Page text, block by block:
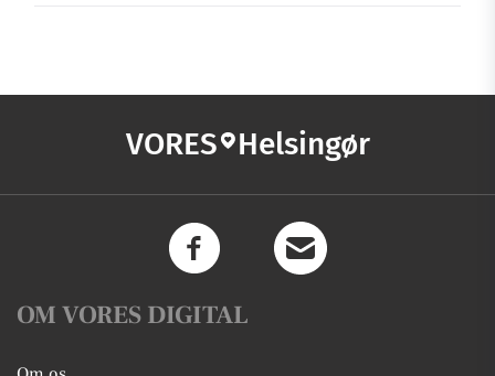
VORES Helsingør
OM VORES DIGITAL